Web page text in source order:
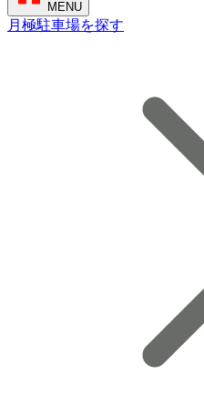
MENU
月極駐車場を探す